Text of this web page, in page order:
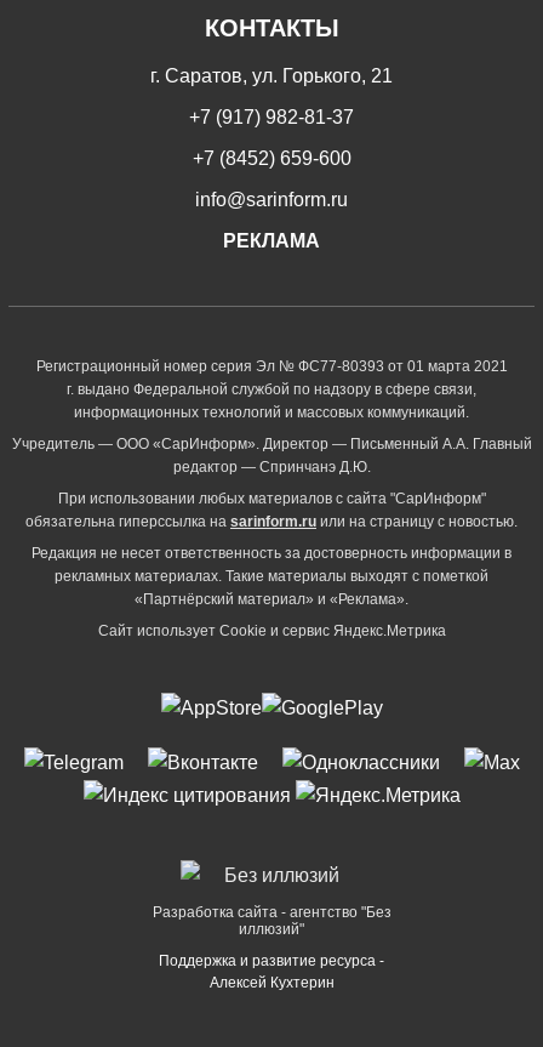
КОНТАКТЫ
г. Саратов, ул. Горького, 21
+7 (917) 982-81-37
+7 (8452) 659-600
info@sarinform.ru
РЕКЛАМА
Регистрационный номер серия Эл № ФС77-80393 от 01 марта 2021
г. выдано Федеральной службой по надзору в сфере связи,
информационных технологий и массовых коммуникаций.
Учредитель — ООО «СарИнформ». Директор — Письменный А.А. Главный
редактор — Спринчанэ Д.Ю.
При использовании любых материалов с сайта "СарИнформ"
обязательна гиперссылка на sarinform.ru или на страницу с новостью.
Редакция не несет ответственность за достоверность информации в
рекламных материалах. Такие материалы выходят с пометкой
«Партнёрский материал» и «Реклама».
Сайт использует Cookie и сервиc Яндекс.Метрика
Разработка сайта - агентство "Без
иллюзий"
Поддержка и развитие ресурса -
Алексей Кухтерин